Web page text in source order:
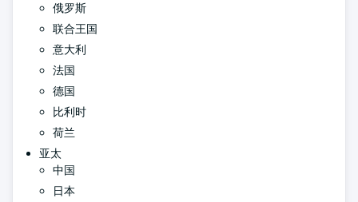
俄罗斯
联合王国
意大利
法国
德国
比利时
荷兰
亚太
中国
日本